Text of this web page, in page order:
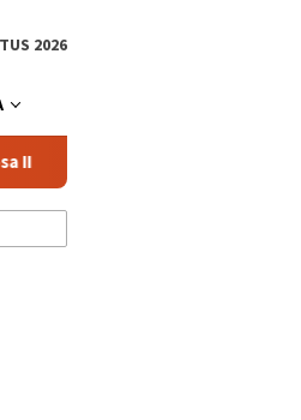
2026
Dirut Jasa Raharja Dampingi